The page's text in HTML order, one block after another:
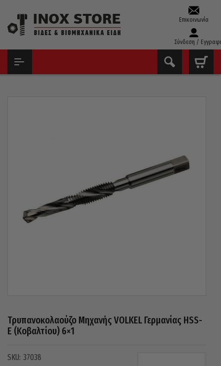
Επικοινωνία
Σύνδεση /
Τρυπανοκολαούζο Μηχανής VOLKEL Γερμανίας HSS-
E (Κοβαλτίου) 6×1
37038